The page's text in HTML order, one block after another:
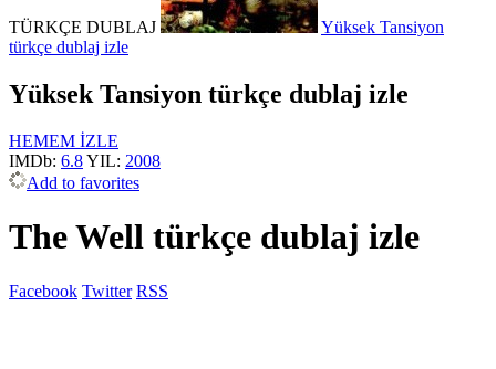
TÜRKÇE DUBLAJ
Yüksek Tansiyon
türkçe dublaj izle
Yüksek Tansiyon türkçe dublaj izle
HEMEM İZLE
IMDb: 6.8YIL: 2008
Add to favorites
The Well türkçe dublaj izle
Facebook Twitter RSS